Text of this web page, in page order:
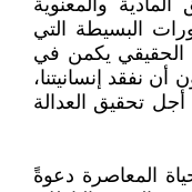
والمعنوية
البسيطة التي
الحقيقي يكمن في
أن نفقد إنسانيتنا،
تحقيق العدالة
المعاصرة دعوةً